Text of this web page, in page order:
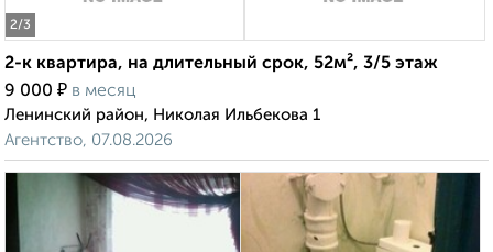
2/3
2-к квартира, на длительный срок, 52м², 3/5 этаж
9 000 ₽ в месяц
Ленинский район, Николая Ильбекова 1
Агентство, 07.08.2026